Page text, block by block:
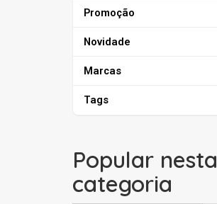
Promoção
Novidade
Marcas
Tags
Popular nesta
categoria